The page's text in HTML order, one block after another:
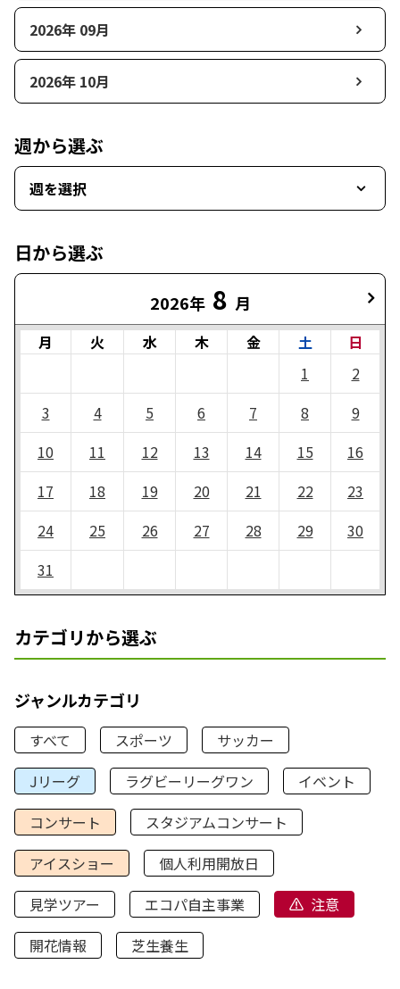
2026年 09月
2026年 10月
週から選ぶ
週を選択
日から選ぶ
2026年 8 月
月 火 水 木 金 土
日
1
2
3
4 5 6 7 8
9
10
11 12 13 14 15
16
17
18 19 20 21 22
23
24
25 26 27 28 29
30
31
カテゴリから選ぶ
ジャンルカテゴリ
すべて スポーツ
サッカー
Jリーグ
ラグビーリーグワン
イベント
コンサート
スタジアムコンサート
アイスショー
個人利用開放日
見学ツアー
エコパ自主事業
注意
開花情報
芝生養生